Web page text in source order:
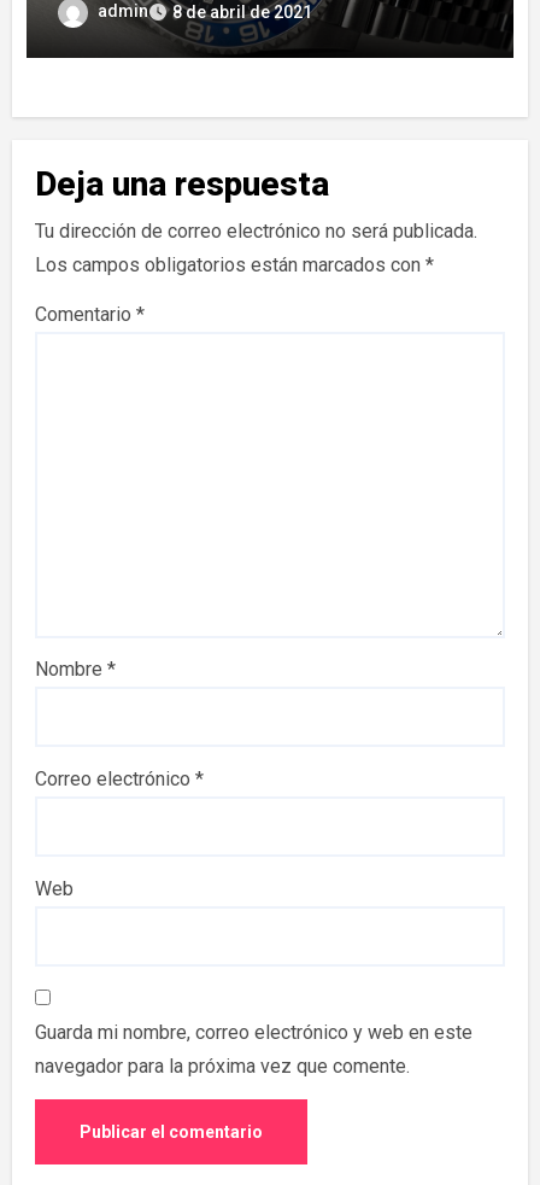
admin 8 de abril de 2021
Deja una respuesta
Tu dirección de correo electrónico no será publicada.
Los campos obligatorios están marcados con *
Comentario *
Nombre *
Correo electrónico *
Web
Guarda mi nombre, correo electrónico y web en este
navegador para la próxima vez que comente.